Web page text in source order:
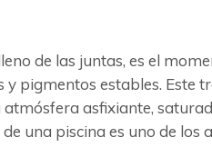
de las juntas, es el
y pigmentos estables.
asfixiante,
una piscina es uno de